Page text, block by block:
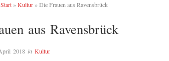
Start »Kultur »Die Frauen aus Ravensbrück
aus Ravensbrück
2018 in Kultur